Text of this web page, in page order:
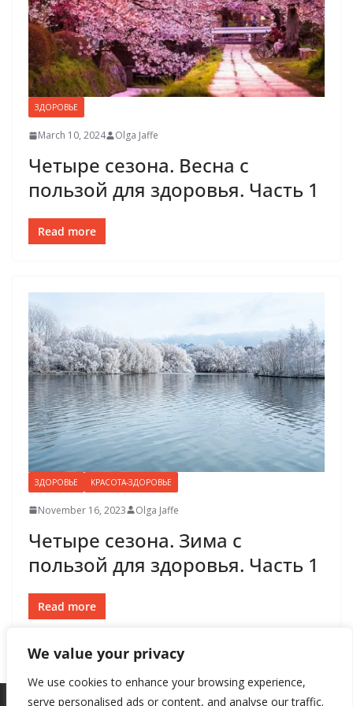
We value your privacy
We use cookies to enhance your browsing experience,
serve personalised ads or content, and analyse our traffic.
ЗДОРОВЬЕ
March 10, 2024 Olga Jaffe
Четыре сезона. Весна с
пользой для здоровья. Часть 1
Read more
ЗДОРОВЬЕ КРАСОТА-ЗДОРОВЬЕ
November 16, 2023 Olga Jaffe
Четыре сезона. Зима с
пользой для здоровья. Часть 1
Read more